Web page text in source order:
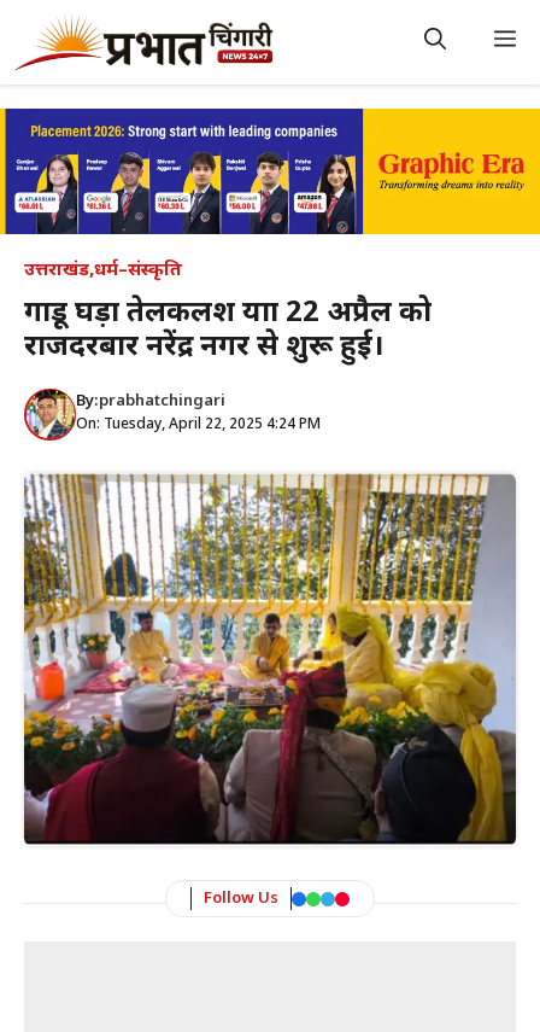
content
उत्तराखंड,धर्म–संस्कृति
गाडू घड़ा तेलकलश यात्रा 22 अप्रैल को
राजदरबार नरेंद्र नगर से शुरू हुई।
By:prabhatchingari
On: Tuesday, April 22, 2025 4:24 PM
Follow Us